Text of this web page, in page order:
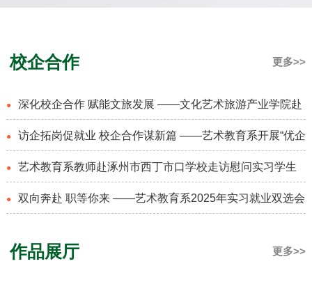
校企合作 更多>>
● 深化校企合作 赋能文旅发展 ——文化艺术旅游产业学院赴
西安考察
● 访企拓岗促就业 校企合作谋新篇 ——艺术教育系开展“优企
引才”定向访企拓岗行动
● 艺术教育系教师赴涿州市西丁市口学校走访慰问实习学生
● 双向奔赴 职等你来 ——艺术教育系2025年实习就业双选会
作品展厅 更多>>